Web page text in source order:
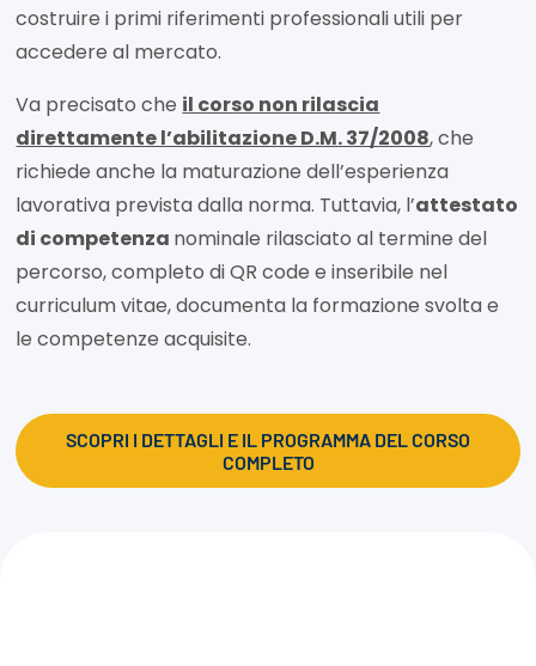
costruire i primi riferimenti professionali utili per
accedere al mercato.
Va precisato che il corso non rilascia
direttamente l’abilitazione D.M. 37/2008, che
richiede anche la maturazione dell’esperienza
lavorativa prevista dalla norma. Tuttavia, l’attestato
di competenza nominale rilasciato al termine del
percorso, completo di QR code e inseribile nel
curriculum vitae, documenta la formazione svolta e
le competenze acquisite.
SCOPRI I DETTAGLI E IL PROGRAMMA DEL CORSO
COMPLETO